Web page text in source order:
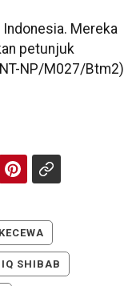
Mereka
petunjuk
NP/M027/Btm2)
KECEWA
SHIBAB